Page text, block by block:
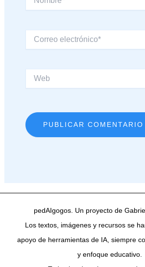
electrónico*
pedAIgogos. Un proyecto de
Los textos, imágenes y recursos se
apoyo de herramientas de IA, siempre
y enfoque educativo.